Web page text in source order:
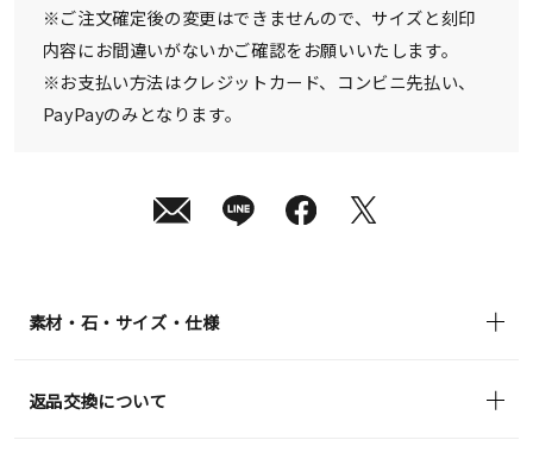
※ご注文確定後の変更はできませんので、サイズと刻印
内容にお間違いがないかご確認をお願いいたします。
※お支払い方法はクレジットカード、コンビニ先払い、
PayPayのみとなります。
素材・石・サイズ・仕様
返品交換について